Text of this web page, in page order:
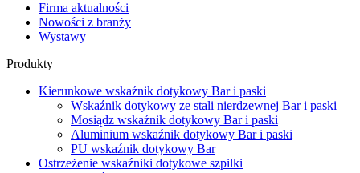
Firma aktualności
Nowości z branży
Wystawy
Produkty
Kierunkowe wskaźnik dotykowy Bar i paski
Wskaźnik dotykowy ze stali nierdzewnej Bar i paski
Mosiądz wskaźnik dotykowy Bar i paski
Aluminium wskaźnik dotykowy Bar i paski
PU wskaźnik dotykowy Bar
Ostrzeżenie wskaźniki dotykowe szpilki